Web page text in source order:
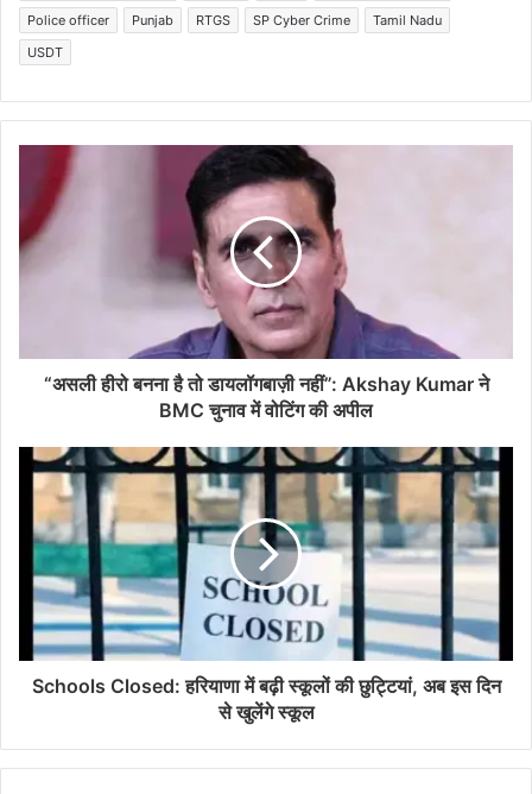
Police officer
Punjab RTGS SP Cyber Crime
Tamil Nadu
USDT
“असली हीरो बनना है तो डायलॉगबाज़ी नहीं”: Akshay Kumar ने
BMC चुनाव में वोटिंग की अपील
Schools Closed: हरियाणा में बढ़ी स्कूलों की छुट्टियां, अब इस दिन
से खुलेंगे स्कूल